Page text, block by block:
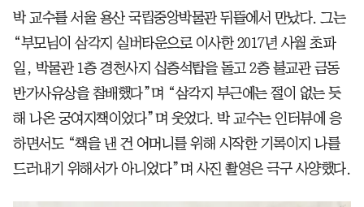
박 교수를 서울 용산 국립중앙박물관 뒤뜰에서 만났다. 그는
“부모님이 삼각지 실버타운으로 이사한 2017년 사월 초파
일, 박물관 1층 경천사지 십층석탑을 돌고 2층 불교관 금동
반가사유상을 참배했다”며 “삼각지 부근에는 절이 없는 듯
해 나온 궁여지책이었다”며 웃었다. 박 교수는 인터뷰에 응
하면서도 “책을 낸 건 어머니를 위해 시작한 기록이지 나를
드러내기 위해서가 아니었다”며 사진 촬영은 극구 사양했다.